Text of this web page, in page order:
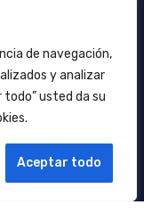
de navegación,
y analizar
usted da su
Aceptar todo